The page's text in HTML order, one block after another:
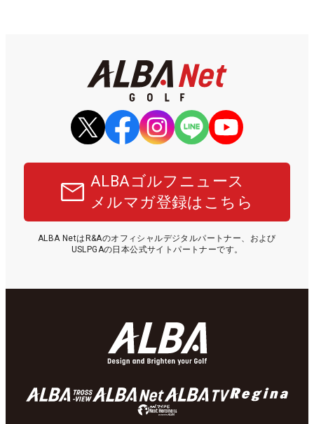
ALBAゴルフニュース
メルマガ登録はこちら
ALBA NetはR&Aのオフィシャルデジタルパートナー、および
USLPGAの日本公式サイトパートナーです。